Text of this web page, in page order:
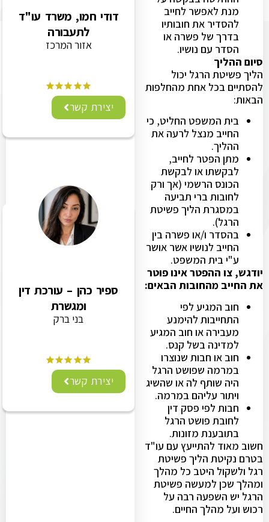
מנת לאפשר לחייב
להסדיר את חובותיו
בדרך של פשרה או
הסדר עם נושיו.
סיום ההליך
הליך פשיטת הרגל יכול
להסתיים בכל אחת מהחלפות
הבאות:
בית המשפט החליט, כי
החייב מנצל לרעה את
ההליך.
מתן הפטר לחייב,
לבקשתו או לבקשת
הכונס הרשמי (אך ורק
לחובות ברי תביעה
במסגרת הליך פשיטת
הרגל).
בהסדר ו/או פשרה בין
החייב לנושיו אשר אושר
ע"י בית המשפט.
יודגש, צו ההפטר אינו פוטר
את החייב מהחובות הבאים:
חוב המגיע לפי
התחייבות להימנע
מעבירה או חוב המגיע
למדינה בשל קנס.
חוב או חבות שנוצרו
במרמה שפושט הרגל
היה שותף לה או שהשיג
ויתור עליהם במרמה.
חבות לפי פסק דין
לחובת פושט הרגל
בתובענת מזונות.
חשוב מאוד להתייעץ עם עו"ד
בטרם נקיטת הליך פשיטת
רגל ולשקול היטב כל מהלך
ומהלך שכן למעשה פשיטת
הרגל יש השפעה רבה על
רכוש ועל מהלך החיים.
דודי חמו, משרד עו"ד
לתעבורה
אזור המרכז
יצירת קשר
ספיר כהן – עורכת דין
ומגשרת
בני ברק
יצירת קשר